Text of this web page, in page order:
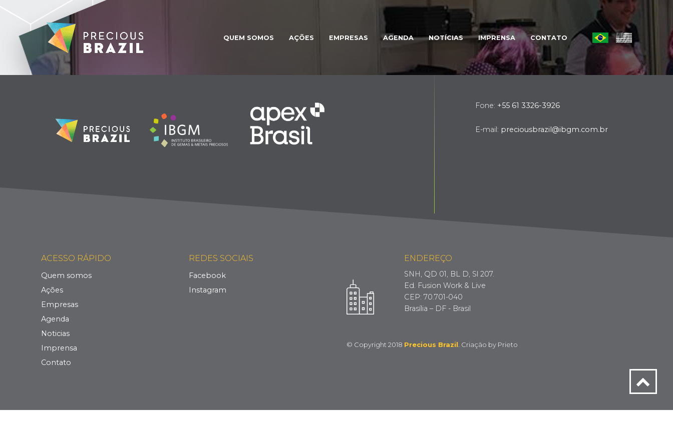
QUEM SOMOS AÇÕES EMPRESAS AGENDA NOTÍCIAS IMPRENSA CONTATO
Fone: +55 61 3326-3926
E-mail: preciousbrazil@ibgm.com.br
ACESSO RÁPIDO
Quem somos
Ações
Empresas
Agenda
Noticias
Imprensa
Contato
REDES SOCIAIS
Facebook
Instagram
ENDEREÇO
SNH, QD 01, BL D, Sl 207.
Ed. Fusion Work & Live
CEP: 70.701-040
Brasília – DF - Brasil
© Copyright 2018 Precious Brazil . Criação by Prieto